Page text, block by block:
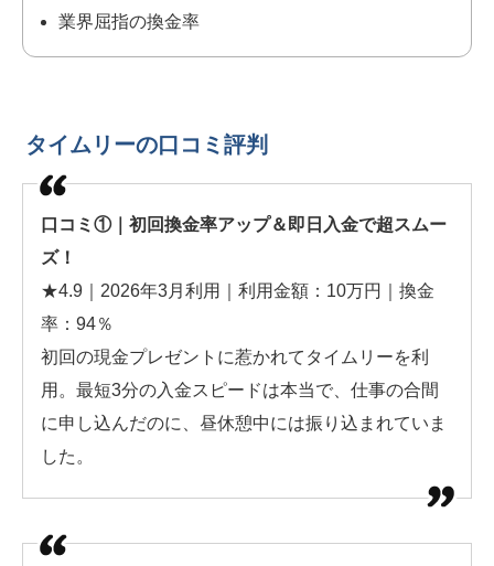
業界屈指の換金率
タイムリーの口コミ評判
口コミ①｜初回換金率アップ＆即日入金で超スムー
ズ！
★4.9｜2026年3月利用｜利用金額：10万円｜換金
率：94％
初回の現金プレゼントに惹かれてタイムリーを利
用。最短3分の入金スピードは本当で、仕事の合間
に申し込んだのに、昼休憩中には振り込まれていま
した。